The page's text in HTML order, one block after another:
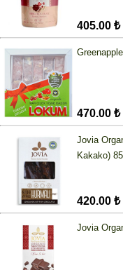
405.00 ₺
470.00 ₺
Jovia
Kakako)
420.00 ₺
Jovia